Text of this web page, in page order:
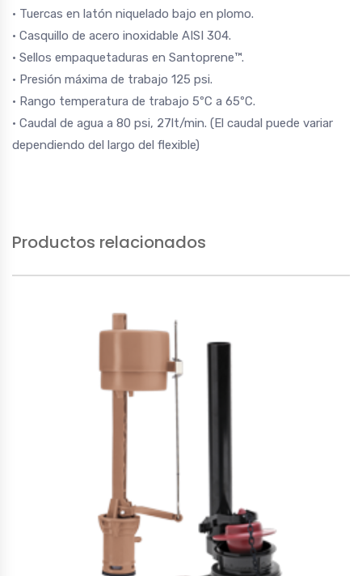
• Tuercas en latón niquelado bajo en plomo.
• Casquillo de acero inoxidable AISI 304.
• Sellos empaquetaduras en Santoprene™.
• Presión máxima de trabajo 125 psi.
• Rango temperatura de trabajo 5ºC a 65ºC.
• Caudal de agua a 80 psi, 27lt/min. (El caudal puede variar
dependiendo del largo del flexible)
Productos relacionados